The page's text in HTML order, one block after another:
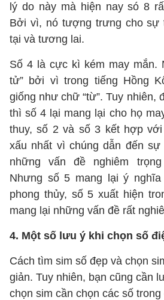
lý do này mà hiện nay só 8
Bởi vì, nó tượng trưng cho sự
tại và tương lai.
Số 4 là cực kì kém may mắn.
tử” bởi vì trong tiếng Hồng
giống như chữ “từ”. Tuy nhiên,
thì số 4 lại mang lại cho họ
thuy, số 2 và số 3 kết hợp
xấu nhất vì chúng dẫn đến
những vấn đề nghiêm
Nhưng số 5 mang lại ý
phong thủy, số 5 xuất hiện
mang lại những vấn đề rất
4. Một số lưu ý khi chọn số
Cách tìm sim số đẹp và chọn
giản. Tuy nhiên, bạn cũng cần
chọn sim cần chọn các số